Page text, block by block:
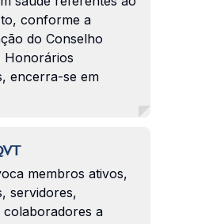
conforme a
do Conselho
Honorários
encerra-se em
membros ativos,
servidores,
colaboradores a